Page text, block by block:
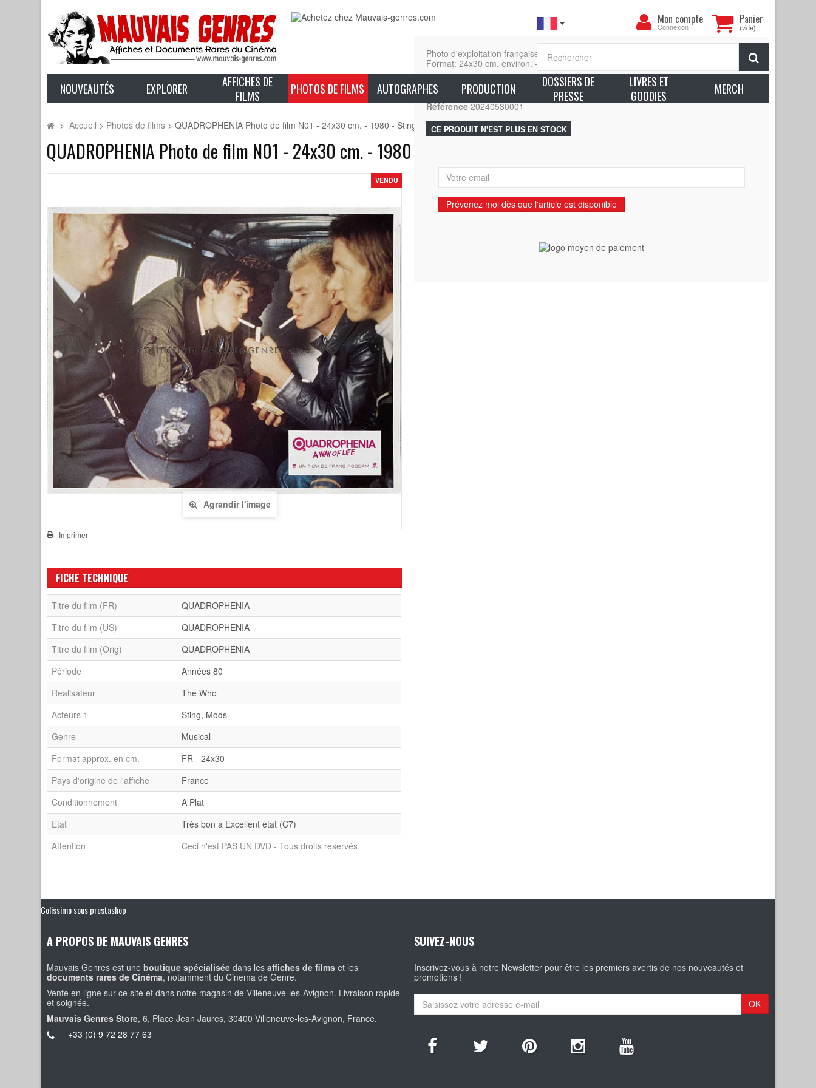
Panier
(vide)
Mon
compte
Mon compte
Connexion
NOUVEAUTÉS EXPLORER
AFFICHES DE
FILMS
PHOTOS DE FILMS AUTOGRAPHES PRODUCTION
DOSSIERS DE
PRESSE
LIVRES ET
GOODIES
MERCH
> Accueil > Photos de films > QUADROPHENIA Photo de film N01 - 24x30 cm. - 1980 - Sting, Mods, The Who
QUADROPHENIA Photo de film N01 - 24x30 cm. - 1980 - Sting, Mods, The Who
Agrandir l'image
VENDU
Imprimer
Photo d'exploitation française de QUADROPHENIA N01 (QUADROPHENIA - 1980) -
Format: 24x30 cm. environ. - Très bon à Excellent état (C7)
En savoir plus sur l’état des produits
Référence 20240530001
CE PRODUIT N'EST PLUS EN STOCK
Prévenez moi dès que l'article est disponible
FICHE TECHNIQUE
Titre du film (FR)
QUADROPHENIA
Titre du film (US)
QUADROPHENIA
Titre du film (Orig)
QUADROPHENIA
Période
Années 80
Realisateur
The Who
Acteurs 1
Sting, Mods
Genre
Musical
Format approx. en cm.
FR - 24x30
Pays d'origine de l'affiche
France
Conditionnement
A Plat
Etat
Très bon à Excellent état (C7)
Attention
Ceci n'est PAS UN DVD - Tous droits réservés
Colissimo sous prestashop
A PROPOS DE MAUVAIS GENRES
Mauvais Genres est uneboutique spécialisée dans lesaffiches de films et les
documents rares de Cinéma, notamment du Cinema de Genre.
Vente en ligne sur ce site et dans notre magasin de Villeneuve-les-Avignon. Livraison rapide
et soignée.
Mauvais Genres Store, 6, Place Jean Jaures, 30400 Villeneuve-les-Avignon, France.
+33 (0) 9 72 28 77 63
SUIVEZ-NOUS
Inscrivez-vous à notre Newsletter pour être les premiers avertis de nos nouveautés et
promotions !
OK